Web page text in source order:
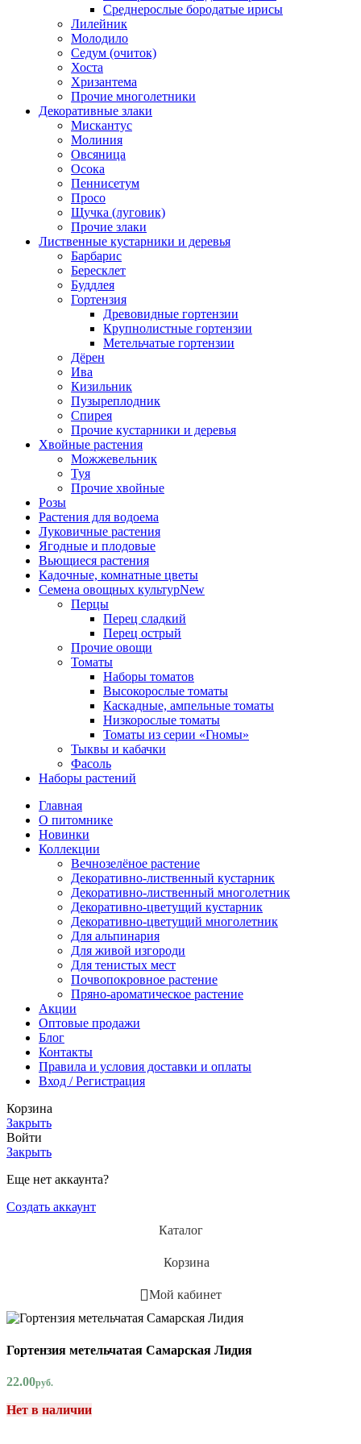
Среднерослые бородатые ирисы
Лилейник
Молодило
Седум (очиток)
Хоста
Хризантема
Прочие многолетники
Декоративные злаки
Мискантус
Молиния
Овсяница
Осока
Пеннисетум
Просо
Щучка (луговик)
Прочие злаки
Лиственные кустарники и деревья
Барбарис
Бересклет
Буддлея
Гортензия
Древовидные гортензии
Крупнолистные гортензии
Метельчатые гортензии
Дёрен
Ива
Кизильник
Пузыреплодник
Спирея
Прочие кустарники и деревья
Хвойные растения
Можжевельник
Туя
Прочие хвойные
Розы
Растения для водоема
Луковичные растения
Ягодные и плодовые
Вьющиеся растения
Кадочные, комнатные цветы
Семена овощных культурNew
Перцы
Перец сладкий
Перец острый
Прочие овощи
Томаты
Наборы томатов
Высокорослые томаты
Каскадные, ампельные томаты
Низкорослые томаты
Томаты из серии «Гномы»
Тыквы и кабачки
Фасоль
Наборы растений
Главная
О питомнике
Новинки
Коллекции
Вечнозелёное растение
Декоративно-лиственный кустарник
Декоративно-лиственный многолетник
Декоративно-цветущий кустарник
Декоративно-цветущий многолетник
Для альпинария
Для живой изгороди
Для тенистых мест
Почвопокровное растение
Пряно-ароматическое растение
Акции
Оптовые продажи
Блог
Контакты
Правила и условия доставки и оплаты
Вход / Регистрация
Корзина
Закрыть
Войти
Закрыть
Еще нет аккаунта?
Создать аккаунт
Каталог
Корзина
Мой кабинет
Гортензия метельчатая Самарская Лидия
22.00руб.
Нет в наличии